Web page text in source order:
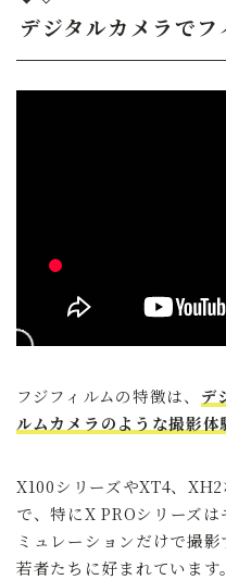
デジタルカメラでフ
フジフィルムの特徴は、 デ
ルムカメラのような撮影体
X100シリーズやXT4、
で、特にX PROシリーズ
ミュレーションだけで撮
若者たちに好まれています。